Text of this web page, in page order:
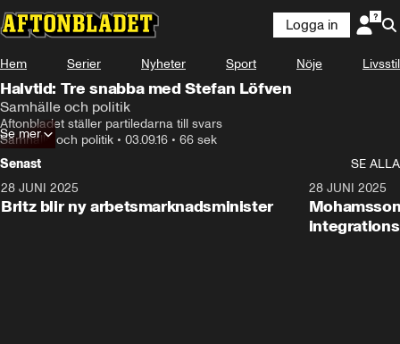
Logga in
Hem Serier Nyheter Sport Nöje Livsstil
Halvtid: Tre snabba med Stefan Löfven
Samhälle och politik
Aftonbladet ställer partiledarna till svars
Samhälle och politik • 03.09.16 • 66 sek
Se mer
Senast
SE ALLA
28 JUNI 2025
Britz blir ny arbetsmarknadsminister
28 JUNI 2025